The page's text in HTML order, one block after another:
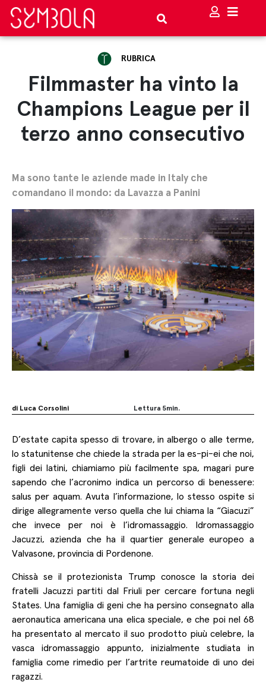
RUBRICA
Filmmaster ha vinto la
Champions League per il
terzo anno consecutivo
Ma sono tante le aziende made in Italy che
comandano il mondo: da Lavazza a Panini
di Luca Corsolini Lettura 5min.
D’estate capita spesso di trovare, in albergo o alle terme,
lo statunitense che chiede la strada per la es-pi-ei che noi,
figli dei latini, chiamiamo più facilmente spa, magari pure
sapendo che l’acronimo indica un percorso di benessere:
salus per aquam. Avuta l’informazione, lo stesso ospite si
dirige allegramente verso quella che lui chiama la “Giacuzi”
che invece per noi è l’idromassaggio. Idromassaggio
Jacuzzi, azienda che ha il quartier generale europeo a
Valvasone, provincia di Pordenone.
Chissà se il protezionista Trump conosce la storia dei
fratelli Jacuzzi partiti dal Friuli per cercare fortuna negli
States. Una famiglia di geni che ha persino consegnato alla
aeronautica americana una elica speciale, e che poi nel 68
ha presentato al mercato il suo prodotto piuù celebre, la
vasca idromassaggio appunto, inizialmente studiata in
famiglia come rimedio per l’artrite reumatoide di uno dei
ragazzi.